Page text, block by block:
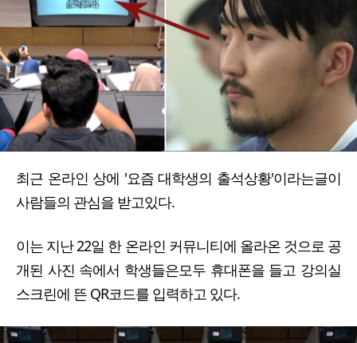
최근 온라인 상에 '요즘 대학생의 출석상황'이라는글이
사람들의 관심을 받고있다.
이는 지난 22일 한 온라인 커뮤니티에 올라온 것으로 공
개된 사진 속에서 학생들은모두 휴대폰을 들고 강의실
스크린에 뜬 QR코드를 입력하고 있다.